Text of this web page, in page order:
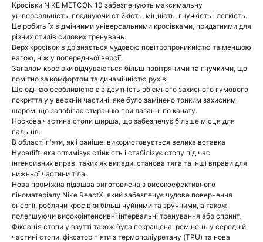
Кросівки NIKE METCON 10 забезпечують максимальну
універсальність, поєднуючи стійкість, міцність, гнучкість і легкість.
Це робить їх відмінними універсальними кросівками, придатними для
різних стилів силових тренувань.
Верх кросівок відрізняється чудовою повітропроникністю та меншою
вагою, ніж у попередньої версії.
Загалом кросівки відчуваються більш повітряними та гнучкими, що
помітно за комфортом та динамічністю рухів.
Ще однією особливістю є відсутність об'ємного захисного гумового
покриття у у верхній частині, яке було замінено тонким захисним
шаром, що запобігає стиранню при лазанні по канату.
Носкова частина стопи ширша, що забезпечує більше місця для
пальців.
В області п'яти, як і раніше, використовується велика вставка
Hyperlift, яка оптимізує стійкість і стабілізує стопу під час
інтенсивних вправ, таких як випади, станова тяга та інші вправи для
нижньої частини тіла.
Нова проміжна підошва виготовлена ​​з високоефективного
піноматеріалу Nike ReactX, який забезпечує чудове повернення
енергії, роблячи кросівки більш чуйними та зручними, а також
полегшуючи високоінтенсивні інтервальні тренування або спринт.
Фіксація стопи у взутті також була покращена: ремінець у середній
частині стопи, фіксатор п'яти з термополіуретану (TPU) та нова